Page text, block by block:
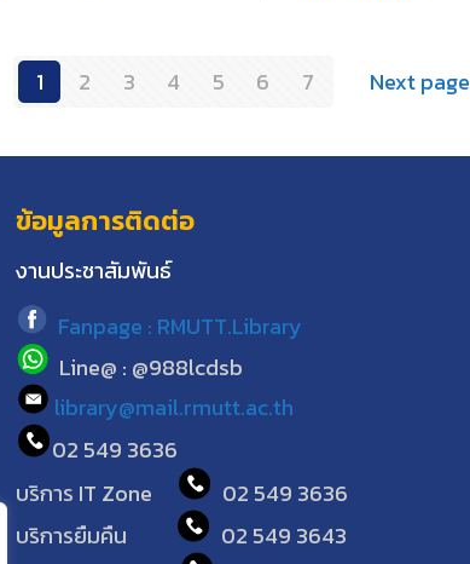
1 2 3 4 5 6 7 Next page
ข้อมูลการติดต่อ
งานประชาสัมพันธ์
Fanpage : RMUTT.Library
Line@ : @988lcdsb
library@mail.rmutt.ac.th
02 549 3636
บริการ IT Zone
02 549 3636
บริการยืมคืน
02 549 3643